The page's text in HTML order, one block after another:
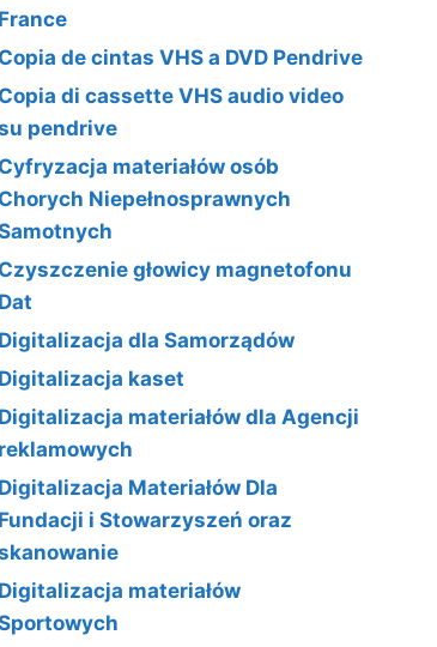
France
Copia de cintas VHS a DVD Pendrive
Copia di cassette VHS audio video
pendrive
Cyfryzacja materiałów osób
Chorych Niepełnosprawnych
Czyszczenie głowicy magnetofonu
Dat
Digitalizacja dla Samorządów
Digitalizacja kaset
Digitalizacja materiałów dla Agencji
reklamowych
Digitalizacja Materiałów Dla
Fundacji i Stowarzyszeń oraz
Digitalizacja materiałów